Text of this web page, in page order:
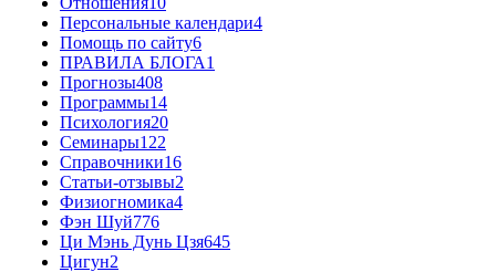
Персональные календари4
Помощь по сайту6
ПРАВИЛА БЛОГА1
Прогнозы408
Программы14
Психология20
Семинары122
Справочники16
Статьи-отзывы2
Физиогномика4
Фэн Шуй776
Ци Мэнь Дунь Цзя645
Цигун2